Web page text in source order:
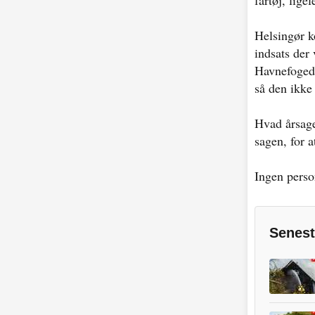
Helsingør
indsats der
så den
Hvad
sagen, for
Ingen